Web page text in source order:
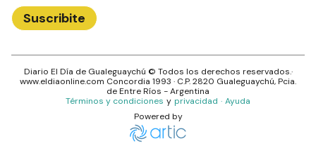
Suscribite
Diario El Día de Gualeguaychú © Todos los derechos reservados.·
www.eldiaonline.com Concordia 1993 · C.P.2820 Gualeguaychú, Pcia.
deEntre Ríos - Argentina
Términos y condiciones y privacidad · Ayuda
Powered by